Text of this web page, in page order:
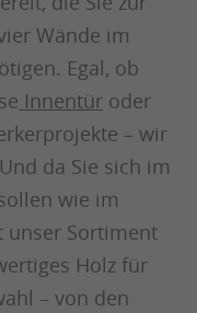
Wände im
Egal, ob
Innentür oder
– wir
da Sie sich im
wie im
unser Sortiment
Holz für
– von den